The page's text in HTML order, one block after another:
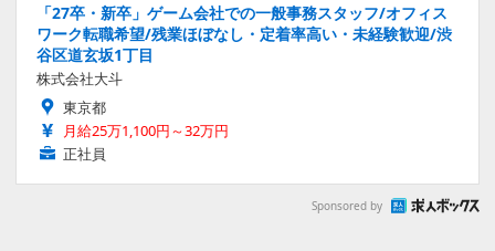
「27卒・新卒」ゲーム会社での一般事務スタッフ/オフィス
ワーク転職希望/残業ほぼなし・定着率高い・未経験歓迎/渋
谷区道玄坂1丁目
株式会社大斗
東京都
月給25万1,100円～32万円
正社員
Sponsored by